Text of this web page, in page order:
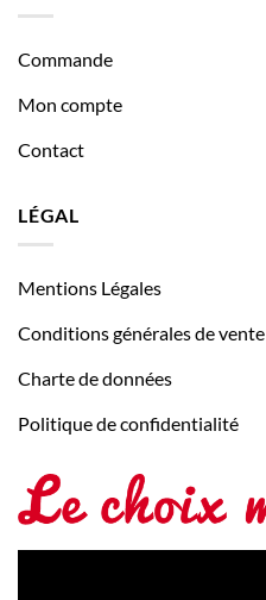
Commande
Mon compte
Contact
LÉGAL
Mentions Légales
Conditions générales de vente
Charte de données
Politique de confidentialité